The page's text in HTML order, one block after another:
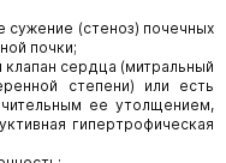
(стеноз) почечных
почки;
сердца (митральный
степени) или есть
ее утолщением,
гипертрофическая